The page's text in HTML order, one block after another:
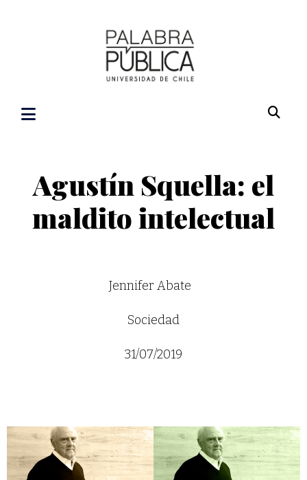
Agustín Squella: el
maldito intelectual
Jennifer Abate
Sociedad
31/07/2019